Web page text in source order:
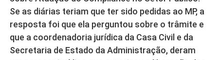
Se as diárias teriam que ter sido pedidas ao MP, a
resposta foi que ela perguntou sobre o trâmite e
que a coordenadoria jurídica da Casa Civil e da
Secretaria de Estado da Administração, deram